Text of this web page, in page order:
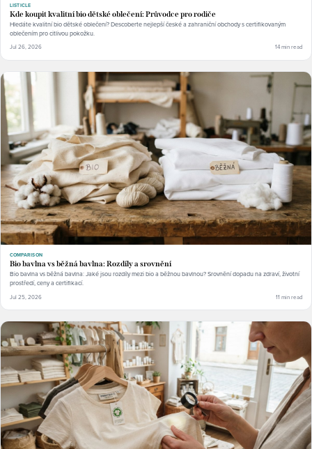
LISTICLE
Kde koupit kvalitní bio dětské oblečení: Průvodce pro rodiče
Hledáte kvalitní bio dětské oblečení? Descoberte nejlepší české a zahraniční obchody s certifikovaným
oblečením pro citlivou pokožku.
Jul 26, 2026 14 min read
COMPARISON
Bio bavlna vs běžná bavlna: Rozdíly a srovnění
Bio bavlna vs běžná bavlna: Jaké jsou rozdíly mezi bio a běžnou bavlnou? Srovnění dopadu na zdraví, životní
prostředí, ceny a certifikací.
Jul 25, 2026 11 min read